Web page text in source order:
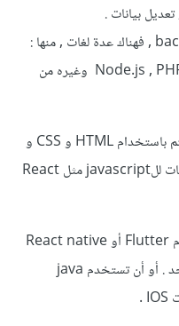
بيانات .
بالنسبة للغات التي تستخدم في الbackend , فهناك عدة لغات , منها :
Node.js , PHP , C# ASP.Net , Python Django وغيره من
بالنسبة للواجهات الأمامية للموقع , فهي تتم باستخدام HTML و CSS و
Javascript , لكن هناك عدة مكاتب أو لغات للjavascript مثل React
أما عن تطبيقات الهاتف , فيمكنك استخدام Flutter أو React native
لإنشاء مشروع android وIos بكود واحد . أو أن تستخدم java